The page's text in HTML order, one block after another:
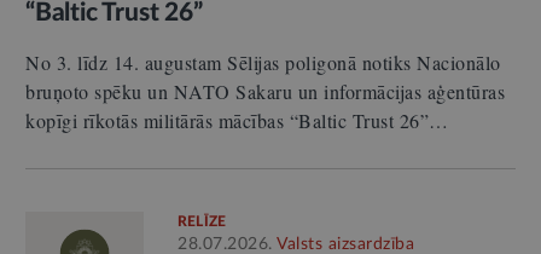
“Baltic Trust 26”
No 3. līdz 14. augustam Sēlijas poligonā notiks Nacionālo
bruņoto spēku un NATO Sakaru un informācijas aģentūras
kopīgi rīkotās militārās mācības “Baltic Trust 26”…
RELĪZE
28.07.2026. Valsts aizsardzība